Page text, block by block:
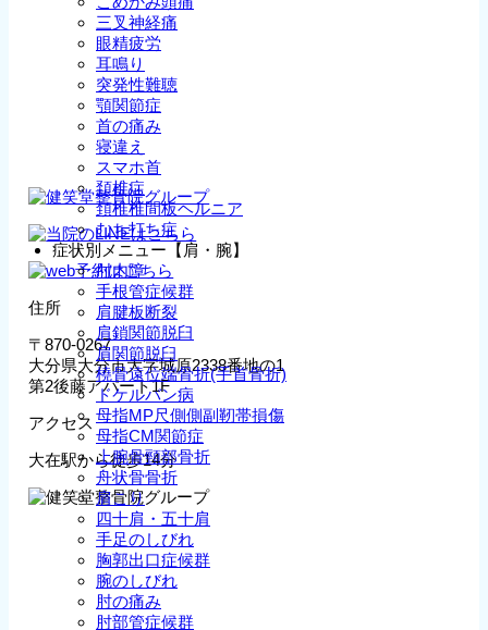
三叉神経痛
眼精疲労
耳鳴り
突発性難聴
顎関節症
首の痛み
寝違え
スマホ首
頚椎症
頚椎椎間板ヘルニア
むち打ち症
症状別メニュー【肩・腕】
肘内障
手根管症候群
肩腱板断裂
肩鎖関節脱臼
肩関節脱臼
橈骨遠位端骨折(手首骨折)
ドケルバン病
母指MP尺側側副靭帯損傷
母指CM関節症
上腕骨頸部骨折
舟状骨骨折
肩こり
四十肩・五十肩
手足のしびれ
胸郭出口症候群
腕のしびれ
肘の痛み
肘部管症候群
住所
〒870-0267
大分県大分市大字城原2338番地の1
第2後藤アパート1F
アクセス
大在駅から徒歩14分